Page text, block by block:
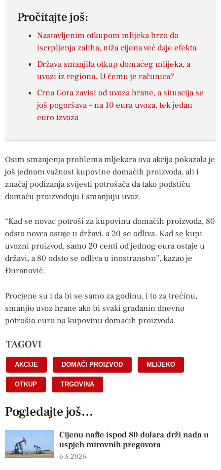
Pročitajte još:
Nastavljenim otkupom mlijeka brzo do
iscrpljenja zaliha, niža cijena već daje efekta
Država smanjila otkup domaćeg mlijeka, a
uvozi iz regiona. U čemu je računica?
Crna Gora zavisi od uvoza hrane, a situacija se
još pogoršava – na 10 eura uvoza, tek jedan
euro izvoza
Osim smanjenja problema mljekara ova akcija pokazala je
još jednom važnost kupovine domaćih proizvoda, ali i
značaj podizanja svijesti potrošača da tako podstiču
domaću proizvodnju i smanjuju uvoz.
“Kad se novac potroši za kupovinu domaćih proizvoda, 80
odsto novca ostaje u državi, a 20 se odliva. Kad se kupi
uvozni proizvod, samo 20 centi od jednog eura ostaje u
državi, a 80 odsto se odliva u inostranstvo”, kazao je
Đuranović.
Procjene su i da bi se samo za godinu, i to za trećinu,
smanjio uvoz hrane ako bi svaki građanin dnevno
potrošio euro na kupovinu domaćih proizvoda.
TAGOVI
AKCIJE DOMAĆI PROIZVOD MLIJEKO
OTKUP TRGOVINA
Pogledajte još...
Cijenu nafte ispod 80 dolara drži nada u
uspjeh mirovnih pregovora
6.8.2026